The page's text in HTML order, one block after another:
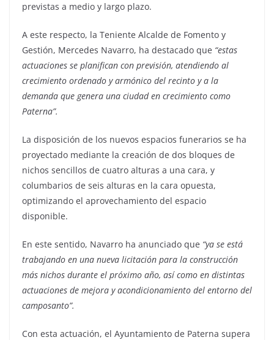
previstas a medio y largo plazo.
A este respecto, la Teniente Alcalde de Fomento y
Gestión, Mercedes Navarro, ha destacado que “estas
actuaciones se planifican con previsión, atendiendo al
crecimiento ordenado y armónico del recinto y a la
demanda que genera una ciudad en crecimiento como
Paterna”.
La disposición de los nuevos espacios funerarios se ha
proyectado mediante la creación de dos bloques de
nichos sencillos de cuatro alturas a una cara, y
columbarios de seis alturas en la cara opuesta,
optimizando el aprovechamiento del espacio
disponible.
En este sentido, Navarro ha anunciado que “ya se está
trabajando en una nueva licitación para la construcción
más nichos durante el próximo año, así como en distintas
actuaciones de mejora y acondicionamiento del entorno del
camposanto”.
Con esta actuación, el Ayuntamiento de Paterna supera